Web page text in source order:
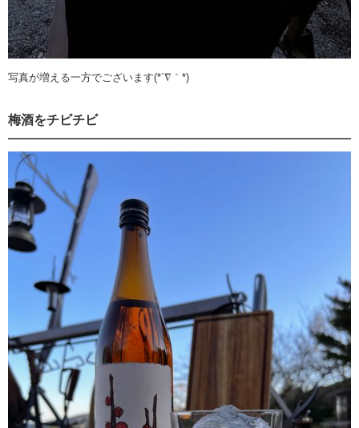
写真が増える一方でございます(*´∇｀*)
梅酒をチビチビ